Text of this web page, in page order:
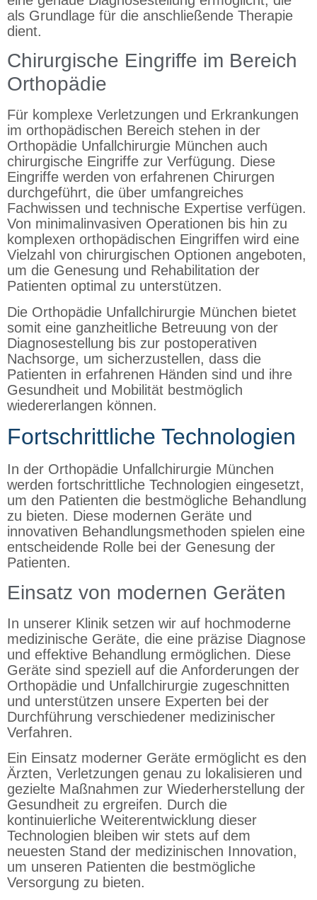
als Grundlage für die anschließende Therapie
dient.
Chirurgische Eingriffe im Bereich
Orthopädie
Für komplexe Verletzungen und Erkrankungen
im orthopädischen Bereich stehen in der
Orthopädie Unfallchirurgie München auch
chirurgische Eingriffe zur Verfügung. Diese
Eingriffe werden von erfahrenen Chirurgen
durchgeführt, die über umfangreiches
Fachwissen und technische Expertise verfügen.
Von minimalinvasiven Operationen bis hin zu
komplexen orthopädischen Eingriffen wird eine
Vielzahl von chirurgischen Optionen angeboten,
um die Genesung und Rehabilitation der
Patienten optimal zu unterstützen.
Die Orthopädie Unfallchirurgie München bietet
somit eine ganzheitliche Betreuung von der
Diagnosestellung bis zur postoperativen
Nachsorge, um sicherzustellen, dass die
Patienten in erfahrenen Händen sind und ihre
Gesundheit und Mobilität bestmöglich
wiedererlangen können.
Fortschrittliche Technologien
In der Orthopädie Unfallchirurgie München
werden fortschrittliche Technologien eingesetzt,
um den Patienten die bestmögliche Behandlung
zu bieten. Diese modernen Geräte und
innovativen Behandlungsmethoden spielen eine
entscheidende Rolle bei der Genesung der
Patienten.
Einsatz von modernen Geräten
In unserer Klinik setzen wir auf hochmoderne
medizinische Geräte, die eine präzise Diagnose
und effektive Behandlung ermöglichen. Diese
Geräte sind speziell auf die Anforderungen der
Orthopädie und Unfallchirurgie zugeschnitten
und unterstützen unsere Experten bei der
Durchführung verschiedener medizinischer
Verfahren.
Ein Einsatz moderner Geräte ermöglicht es den
Ärzten, Verletzungen genau zu lokalisieren und
gezielte Maßnahmen zur Wiederherstellung der
Gesundheit zu ergreifen. Durch die
kontinuierliche Weiterentwicklung dieser
Technologien bleiben wir stets auf dem
neuesten Stand der medizinischen Innovation,
um unseren Patienten die bestmögliche
Versorgung zu bieten.